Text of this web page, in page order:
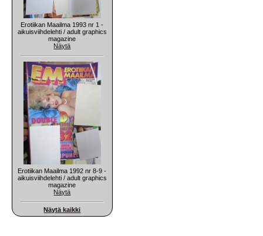
Erotiikan Maailma 1993 nr 1 -
aikuisviihdelehti / adult graphics
magazine
Näytä
Erotiikan Maailma 1992 nr 8-9 -
aikuisviihdelehti / adult graphics
magazine
Näytä
Näytä kaikki